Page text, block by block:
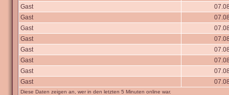
Gast
Gast
Gast
Gast
Gast
Gast
Gast
Gast
Diese Daten zeigen an, wer in den letzten 5 Minuten online war.